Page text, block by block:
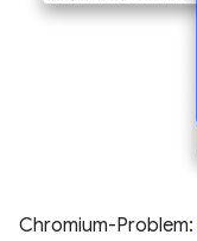
Chromium-Problem: